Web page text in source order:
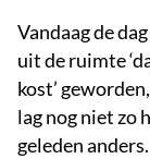
Vandaag de
uit de ruimte
kost’
lag nog niet zo
geleden